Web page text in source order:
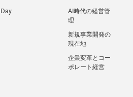
AI時代の経営管
理
新規事業開発の
現在地
企業変革とコー
ポレート経営